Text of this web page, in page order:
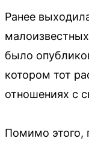
Ранее
было
котором тот
отношениях с
Помимо этого,